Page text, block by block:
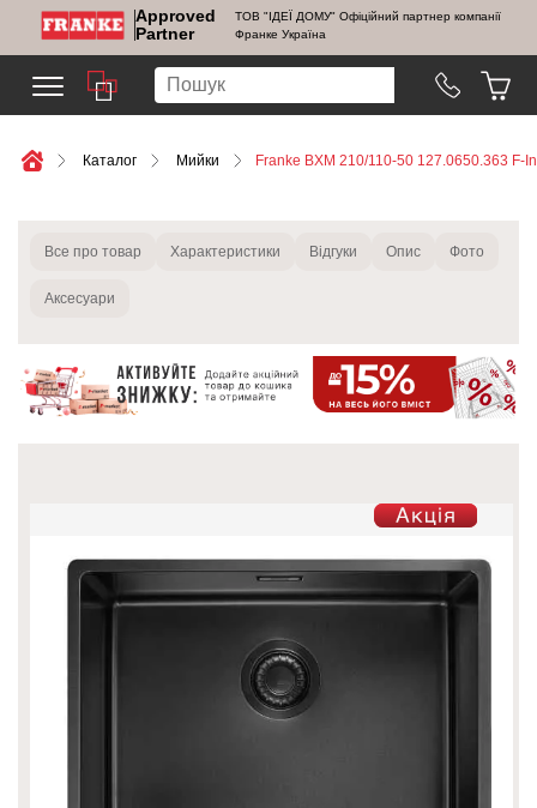
Approved
Partner
ТОВ "ІДЕЇ ДОМУ" Офіційний партнер компанії
Франке Україна
Каталог Мийки Franke BXM 210/110-50 127.0650.363 F-
Все про товар Характеристики Відгуки Опис Фото
Аксесуари